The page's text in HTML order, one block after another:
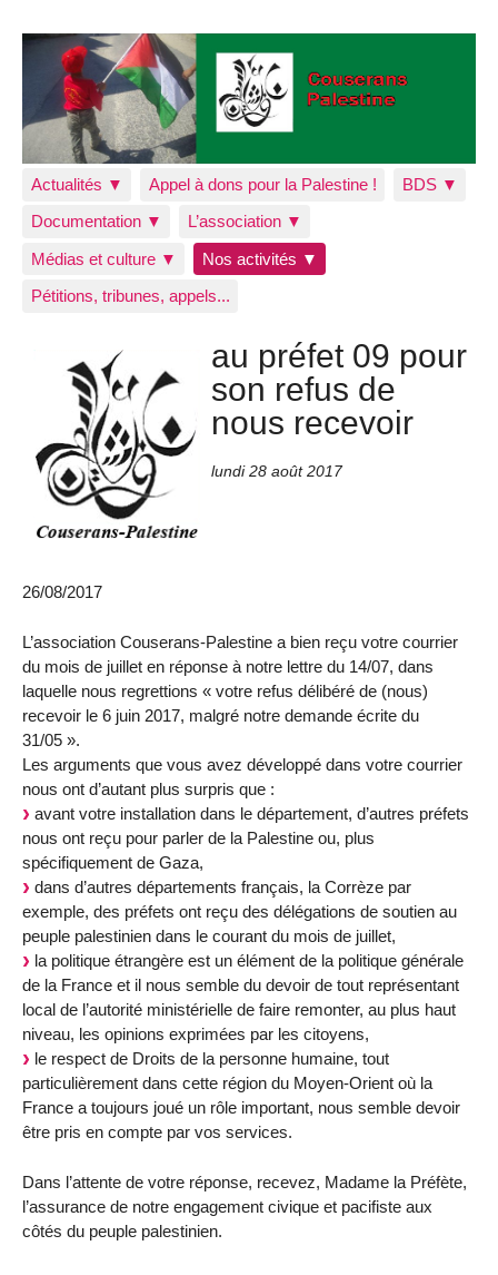
Actualités ▼ Appel à dons pour la Palestine !
BDS ▼
Documentation ▼
L’association ▼
Médias et culture ▼
Nos activités ▼
Pétitions, tribunes, appels...
au préfet 09 pour
son refus de
nous recevoir
lundi 28 août 2017
26/08/2017
L’association Couserans-Palestine a bien reçu votre courrier
du mois de juillet en réponse à notre lettre du 14/07, dans
laquelle nous regrettions « votre refus délibéré de (nous)
recevoir le 6 juin 2017, malgré notre demande écrite du
31/05 ».
Les arguments que vous avez développé dans votre courrier
nous ont d’autant plus surpris que :
avant votre installation dans le département, d’autres préfets
nous ont reçu pour parler de la Palestine ou, plus
spécifiquement de Gaza,
dans d’autres départements français, la Corrèze par
exemple, des préfets ont reçu des délégations de soutien au
peuple palestinien dans le courant du mois de juillet,
la politique étrangère est un élément de la politique générale
de la France et il nous semble du devoir de tout représentant
local de l’autorité ministérielle de faire remonter, au plus haut
niveau, les opinions exprimées par les citoyens,
le respect de Droits de la personne humaine, tout
particulièrement dans cette région du Moyen-Orient où la
France a toujours joué un rôle important, nous semble devoir
être pris en compte par vos services.
Dans l’attente de votre réponse, recevez, Madame la Préfète,
l’assurance de notre engagement civique et pacifiste aux
côtés du peuple palestinien.